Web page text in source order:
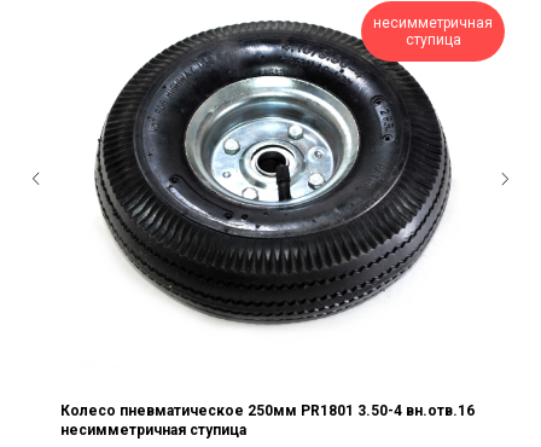
несимметричная
ступица
Колесо пневматическое 250мм PR1801 3.50-4 вн.отв.16
несимметричная ступица